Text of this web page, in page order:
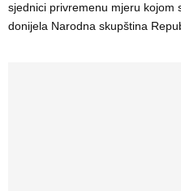
sjednici privremenu mjeru kojom
donijela Narodna skupština